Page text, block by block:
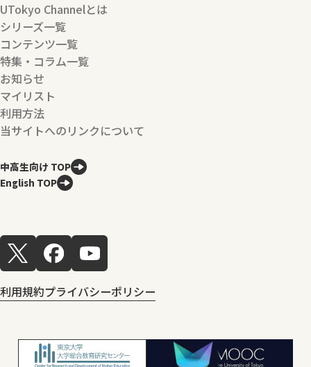
UTokyo Channelとは
シリーズ一覧
コンテンツ一覧
特集・コラム一覧
お知らせ
マイリスト
利用方法
当サイトへのリンクについて
中高生向け TOP
English TOP
利用規約プライバシーポリシー